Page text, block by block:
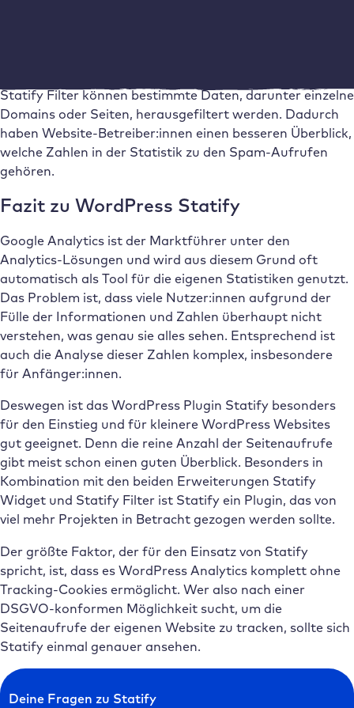
Statify Filter können bestimmte Daten, darunter einzelne
Domains oder Seiten, herausgefiltert werden. Dadurch
haben Website-Betreiber:innen einen besseren Überblick,
welche Zahlen in der Statistik zu den Spam-Aufrufen
gehören.
Fazit zu WordPress Statify
Google Analytics ist der Marktführer unter den
Analytics-Lösungen und wird aus diesem Grund oft
automatisch als Tool für die eigenen Statistiken genutzt.
Das Problem ist, dass viele Nutzer:innen aufgrund der
Fülle der Informationen und Zahlen überhaupt nicht
verstehen, was genau sie alles sehen. Entsprechend ist
auch die Analyse dieser Zahlen komplex, insbesondere
für Anfänger:innen.
Deswegen ist das WordPress Plugin Statify besonders
für den Einstieg und für kleinere WordPress Websites
gut geeignet. Denn die reine Anzahl der Seitenaufrufe
gibt meist schon einen guten Überblick. Besonders in
Kombination mit den beiden Erweiterungen Statify
Widget und Statify Filter ist Statify ein Plugin, das von
viel mehr Projekten in Betracht gezogen werden sollte.
Der größte Faktor, der für den Einsatz von Statify
spricht, ist, dass es WordPress Analytics komplett ohne
Tracking-Cookies ermöglicht. Wer also nach einer
DSGVO-konformen Möglichkeit sucht, um die
Seitenaufrufe der eigenen Website zu tracken, sollte sich
Statify einmal genauer ansehen.
Deine Fragen zu Statify